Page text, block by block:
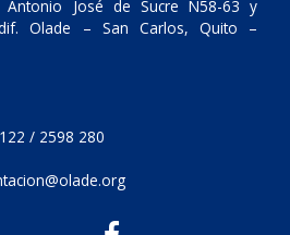
Antonio José de Sucre N58-63 y
Olade – San Carlos, Quito –
/ 2598 280